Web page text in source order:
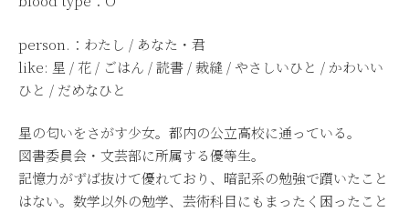
person.：わたし / あなた・君
like: 星 / 花 / ごはん / 読書 / 裁縫 / やさしいひと / かわいい
ひと / だめなひと
星の匂いをさがす少女。都内の公立高校に通っている。
図書委員会・文芸部に所属する優等生。
記憶力がずば抜けて優れており、暗記系の勉強で躓いたこと
はない。数学以外の勉学、芸術科目にもまったく困ったこと